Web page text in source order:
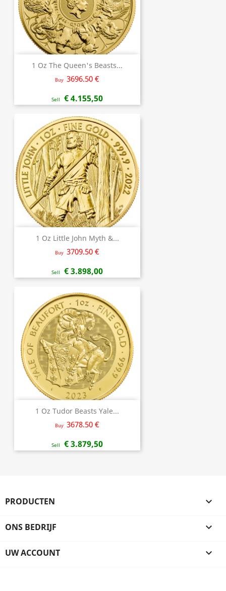
1 Oz The Queen's Beasts...
Buy 3696.50 €
Sell € 4.155,50
1 Oz Little John Myth &...
Buy 3709.50 €
Sell € 3.898,00
1 Oz Tudor Beasts Yale...
Buy 3678.50 €
Sell € 3.879,50
PRODUCTEN 
ONS BEDRIJF 
UW ACCOUNT 